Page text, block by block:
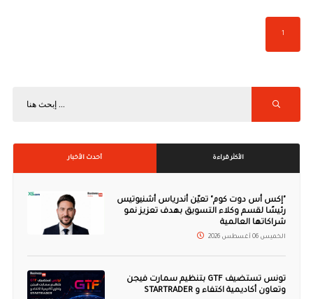
1
الأكثر قراءة أحدث الأخبار
"إكس أس دوت كوم" تعيّن أندرياس أشنيوتيس
رئيسًا لقسم وكلاء التسويق بهدف تعزيز نمو
شراكاتها العالمية
الخميس 06 أغسطس 2026
تونس تستضيف GTF بتنظيم سمارت فيجن
وتعاون أكاديمية اكتفاء و STARTRADER